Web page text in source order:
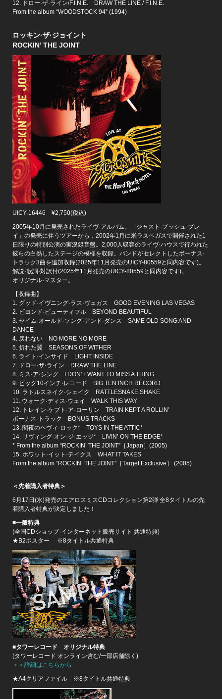
12. ドロー·ザ·ライン/F.I.N.E. DRAW THE LINE / F.I.N.E.
From the album “WOODSTOCK 94” (1994)
ロッキン·ザ·ジョイント
ROCKIN’ THE JOINT
UICY-16446 ¥2,750(税込)
2005年10月に発売されたライヴ·アルバム。「ジャスト·プッシュ·プレ
イ」の発売に伴うツアーから，2002年1月に米ラスベガスで開催された1
日限りの特別公演の実況録音盤。2,000人収容のライヴ·ハウスで行われた
彼らの白熱したステージの模様を収録。バンドがセレクトしたボーナス·
トラック3曲を追加収録(2025年11月発売のUICY-80559と同内容です)。
解説·歌詞·対訳付(2025年11月発売のUICY-80559と同内容です)。
オリジナル·マスター。
【収録曲】
1. グッド·イヴニング·ラス·ヴェガス GOOD EVENING LAS VEGAS
2. ビヨンド·ビューティフル BEYOND BEAUTIFUL
3. セイム·オールド·ソング·アンド·ダンス SAME OLD SONG AND
DANCE
4. 戻れない NO MORE NO MORE
5. 折れた翼 SEASONS OF WITHER
6. ライト·インサイド LIGHT INSIDE
7. ドロー·ザ·ライン DRAW THE LINE
8. ミス·ア·シング I DON’T WANT TO MISS A THING
9. ビッグ10インチ·レコード BIG TEN INCH RECORD
10. ラトルスネイク·シェイク RATTLESNAKE SHAKE
11. ウォーク·ディス·ウェイ WALK THIS WAY
12. トレイン·ケプト·ア·ローリン TRAIN KEPT A ROLLIN’
ボーナス·トラック BONUS TRACKS
13. 闇夜のヘヴィ·ロック* TOYS IN THE ATTIC*
14. リヴィング·オン·ジ·エッジ* LIVIN’ ON THE EDGE*
* From the album “ROCKIN’ THE JOINT”［Japan］(2005)
15. ホワット·イット·テイクス WHAT IT TAKES
From the album “ROCKIN’ THE JOINT”［Target Exclusive］ (2005)
＜先着購入者特典＞
6月17日(水)発売のエアロスミスCDコレクション第2弾 全8タイトルの先
着購入者特典が決定しました！
■一般特典
(全国CDショップ·インターネット販売サイト 共通特典)
★B2ポスター ※8タイトル共通特典
■タワーレコード オリジナル特典
(タワーレコード オンライン含む/一部店舗除く)
＞＞詳細はこちらから
★A4クリアファイル ※8タイトル共通特典